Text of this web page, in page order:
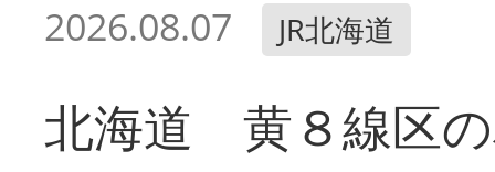
2026.08.07 JR北海道
北海道 黄８線区